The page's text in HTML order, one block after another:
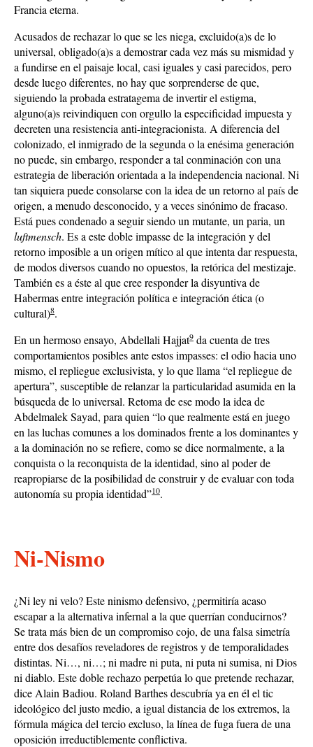
Francia eterna.
Acusados de rechazar lo que se les niega, excluido(a)s de lo
universal, obligado(a)s a demostrar cada vez más su mismidad y
a fundirse en el paisaje local, casi iguales y casi parecidos, pero
desde luego diferentes, no hay que sorprenderse de que,
siguiendo la probada estratagema de invertir el estigma,
alguno(a)s reivindiquen con orgullo la especificidad impuesta y
decreten una resistencia anti-integracionista. A diferencia del
colonizado, el inmigrado de la segunda o la enésima generación
no puede, sin embargo, responder a tal conminación con una
estrategia de liberación orientada a la independencia nacional. Ni
tan siquiera puede consolarse con la idea de un retorno al país de
origen, a menudo desconocido, y a veces sinónimo de fracaso.
Está pues condenado a seguir siendo un mutante, un paria, un
luftmensch. Es a este doble impasse de la integración y del
retorno imposible a un origen mítico al que intenta dar respuesta,
de modos diversos cuando no opuestos, la retórica del mestizaje.
También es a éste al que cree responder la disyuntiva de
Habermas entre integración política e integración ética (o
cultural)8.
En un hermoso ensayo, Abdellali Hajjat9 da cuenta de tres
comportamientos posibles ante estos impasses: el odio hacia uno
mismo, el repliegue exclusivista, y lo que llama “el repliegue de
apertura”, susceptible de relanzar la particularidad asumida en la
búsqueda de lo universal. Retoma de ese modo la idea de
Abdelmalek Sayad, para quien “lo que realmente está en juego
en las luchas comunes a los dominados frente a los dominantes y
a la dominación no se refiere, como se dice normalmente, a la
conquista o la reconquista de la identidad, sino al poder de
reapropiarse de la posibilidad de construir y de evaluar con toda
autonomía su propia identidad”10.
Ni-Nismo
¿Ni ley ni velo? Este ninismo defensivo, ¿permitiría acaso
escapar a la alternativa infernal a la que querrían conducirnos?
Se trata más bien de un compromiso cojo, de una falsa simetría
entre dos desafíos reveladores de registros y de temporalidades
distintas. Ni…, ni…; ni madre ni puta, ni puta ni sumisa, ni Dios
ni diablo. Este doble rechazo perpetúa lo que pretende rechazar,
dice Alain Badiou. Roland Barthes descubría ya en él el tic
ideológico del justo medio, a igual distancia de los extremos, la
fórmula mágica del tercio excluso, la línea de fuga fuera de una
oposición irreductiblemente conflictiva.